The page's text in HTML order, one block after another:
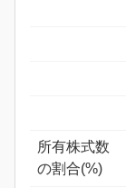
所有株式数
の割合(%)